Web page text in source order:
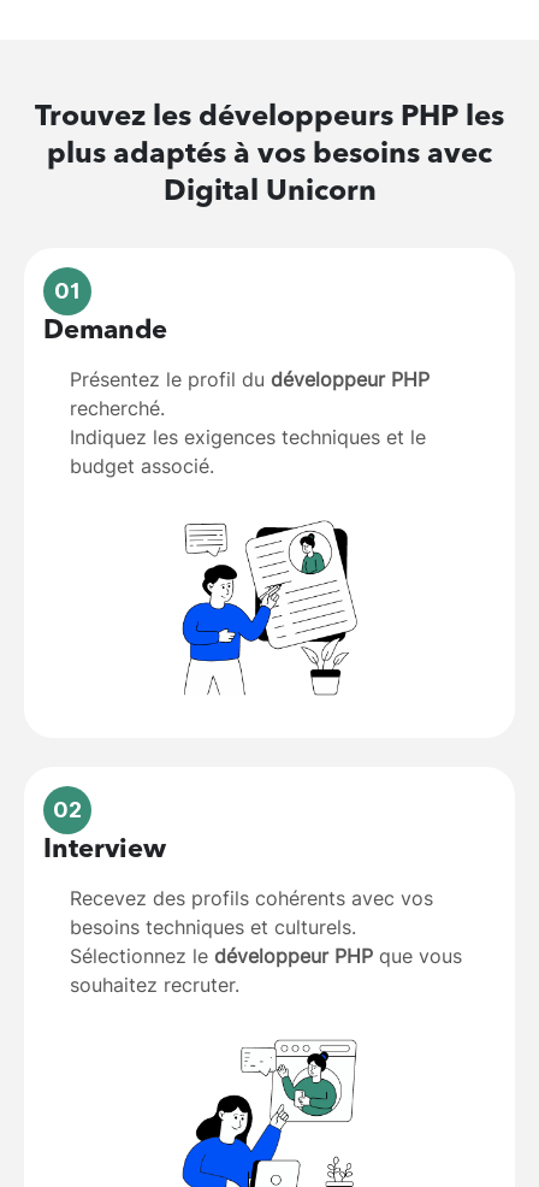
Trouvez les développeurs PHP les
plus adaptés à vos besoins avec
Digital Unicorn
01
Demande
Présentez le profil du développeur PHP
recherché.
Indiquez les exigences techniques et le
budget associé.
02
Interview
Recevez des profils cohérents avec vos
besoins techniques et culturels.
Sélectionnez le développeur PHP que vous
souhaitez recruter.